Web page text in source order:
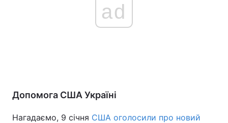
ad
Допомога США Україні
Нагадаємо, 9 січня США оголосили про новий